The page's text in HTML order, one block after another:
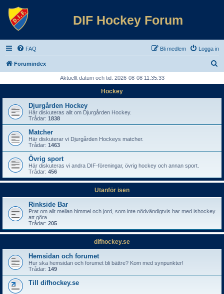
DIF Hockey Forum
FAQ Logga in
Bli medlem
Forumindex
Aktuellt datum och tid: 2026-08-08 11:35:33
Hockey
Djurgården Hockey
Här diskuteras allt om Djurgården Hockey.
Trådar: 1838
Matcher
Här diskuterar vi Djurgården Hockeys matcher.
Trådar: 1463
Övrig sport
Här diskuteras vi andra DIF-föreningar, övrig hockey och annan sport.
Trådar: 456
Utanför isen
Rinkside Bar
Prat om allt mellan himmel och jord, som inte nödvändigtvis har med ishockey
att göra.
Trådar: 205
difhockey.se
Hemsidan och forumet
Hur ska hemsidan och forumet bli bättre? Kom med synpunkter!
Trådar: 149
Till difhockey.se